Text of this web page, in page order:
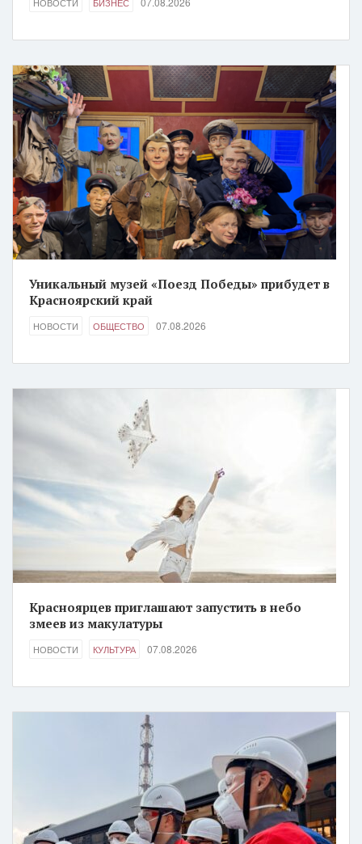
Уникальный музей «Поезд Победы» прибудет в
Красноярский край
НОВОСТИ ОБЩЕСТВО 07.08.2026
Красноярцев приглашают запустить в небо
змеев из макулатуры
НОВОСТИ КУЛЬТУРА 07.08.2026